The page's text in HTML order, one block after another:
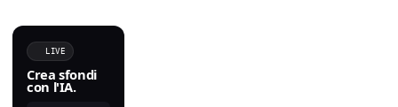
LIVE
Crea sfondi
con l'IA.